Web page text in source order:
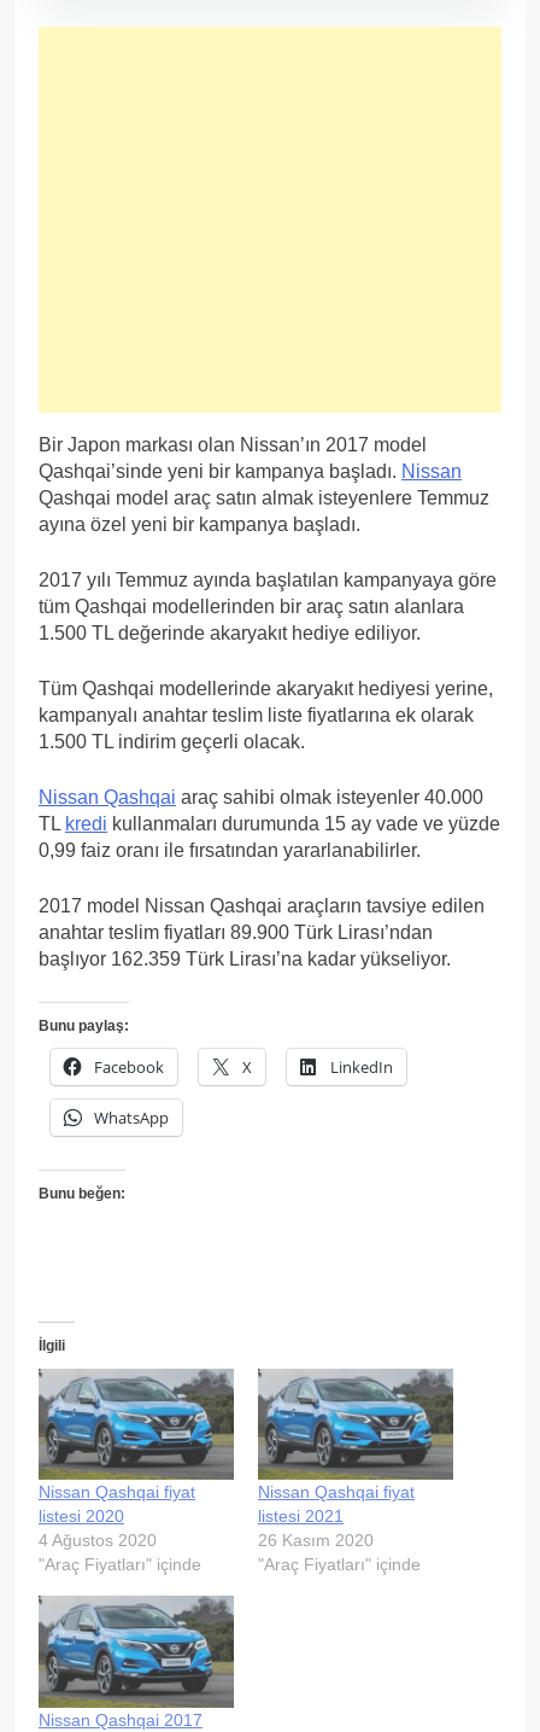
Bir Japon markası olan Nissan’ın 2017 model
Qashqai’sinde yeni bir kampanya başladı. Nissan
Qashqai model araç satın almak isteyenlere Temmuz
ayına özel yeni bir kampanya başladı.
2017 yılı Temmuz ayında başlatılan kampanyaya göre
tüm Qashqai modellerinden bir araç satın alanlara
1.500 TL değerinde akaryakıt hediye ediliyor.
Tüm Qashqai modellerinde akaryakıt hediyesi yerine,
kampanyalı anahtar teslim liste fiyatlarına ek olarak
1.500 TL indirim geçerli olacak.
Nissan Qashqai araç sahibi olmak isteyenler 40.000
TL kredi kullanmaları durumunda 15 ay vade ve yüzde
0,99 faiz oranı ile fırsatından yararlanabilirler.
2017 model Nissan Qashqai araçların tavsiye edilen
anahtar teslim fiyatları 89.900 Türk Lirası’ndan
başlıyor 162.359 Türk Lirası’na kadar yükseliyor.
Bunu paylaş:
Facebook X LinkedIn
WhatsApp
Bunu beğen:
İlgili
Nissan Qashqai fiyat
listesi 2020
4 Ağustos 2020
"Araç Fiyatları" içinde
Nissan Qashqai fiyat
listesi 2021
26 Kasım 2020
"Araç Fiyatları" içinde
Nissan Qashqai 2017